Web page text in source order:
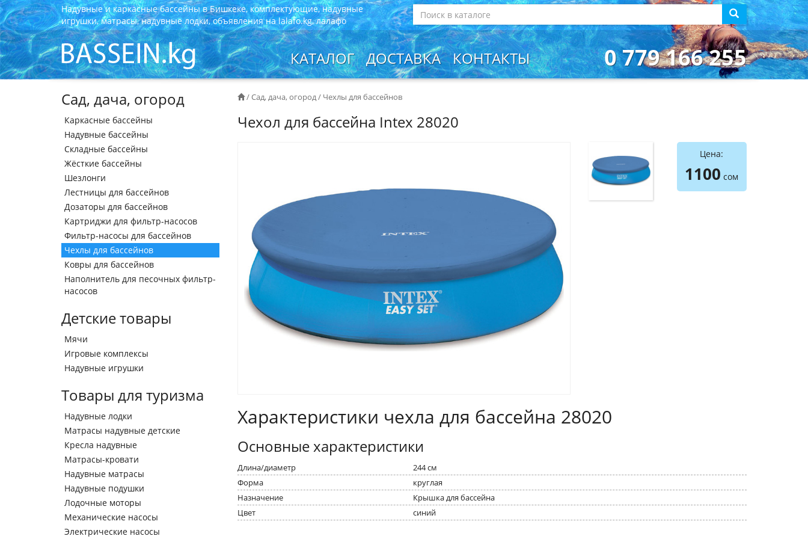
Надувные и каркасные бассейны в Бишкеке, комплектующие, надувные
игрушки, матрасы, надувные лодки, объявления на lalafo.kg, лалафо
КАТАЛОГ ДОСТАВКА КОНТАКТЫ 0 779 166 255
Сад, дача, огород
Каркасные бассейны
Надувные бассейны
Складные бассейны
Жёсткие бассейны
Шезлонги
Лестницы для бассейнов
Дозаторы для бассейнов
Картриджи для фильтр-насосов
Фильтр-насосы для бассейнов
Чехлы для бассейнов
Ковры для бассейнов
Наполнитель для песочных фильтр-
насосов
Детские товары
Мячи
Игровые комплексы
Надувные игрушки
Товары для туризма
Надувные лодки
Матрасы надувные детские
Кресла надувные
Матрасы-кровати
Надувные матрасы
Надувные подушки
Лодочные моторы
Механические насосы
Электрические насосы
/Сад, дача, огород/ Чехлы для бассейнов
Чехол для бассейна Intex 28020
Цена:
1100 сом
Характеристики чехла для бассейна 28020
Основные характеристики
Длина/диаметр
244 см
Форма
круглая
Назначение
Крышка для бассейна
Цвет
синий